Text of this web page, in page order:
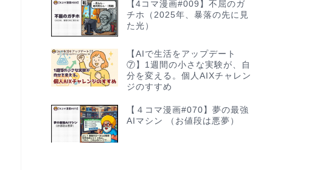
【4コマ漫画#009】不屈のガ
チホ（2025年、暴落の先に見
た光）
【AIで生活をアップデート
⑦】1週間の小さな実験が、自
分を変える。個人AIXチャレン
ジのすすめ
【４コマ漫画#070】夢の最強
AIマシン （お値段は悪夢）